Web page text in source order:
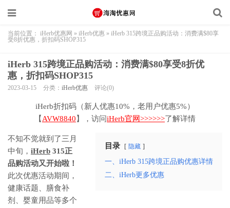
当前位置： iHerb优惠网 » iHerb优惠 » iHerb 315跨境正品购活动：消费满$80享
受8折优惠，折扣码SHOP315
iHerb 315跨境正品购活动：消费满$80享受8折优
惠，折扣码SHOP315
2023-03-15 分类： iHerb优惠 评论(0)
iHerb折扣码（新人优惠10%，老用户优惠5%）
【 AVW8840 】，访问iHerb官网>>>>>>了解详情
目录 隐藏
一、iHerb 315跨境正品购优惠详情
二、iHerb更多优惠
不知不觉就到了三月
中旬， iHerb 315正
品购活动又开始啦！
此次优惠活动期间，
健康话题、膳食补
剂、婴童用品等多个